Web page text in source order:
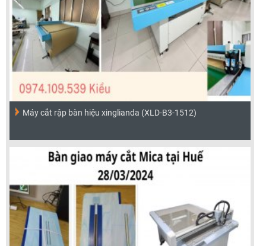
Máy cắt rập bàn hiệu xinglianda (XLD-B3-1512)